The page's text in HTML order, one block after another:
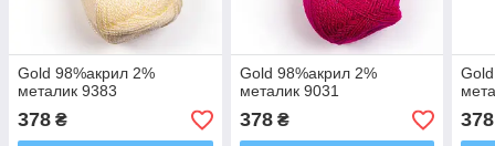
Gold 98%акрил 2%
металик 9383
378 ₴
Gold 98%акрил 2%
металик 9031
378₴ 378